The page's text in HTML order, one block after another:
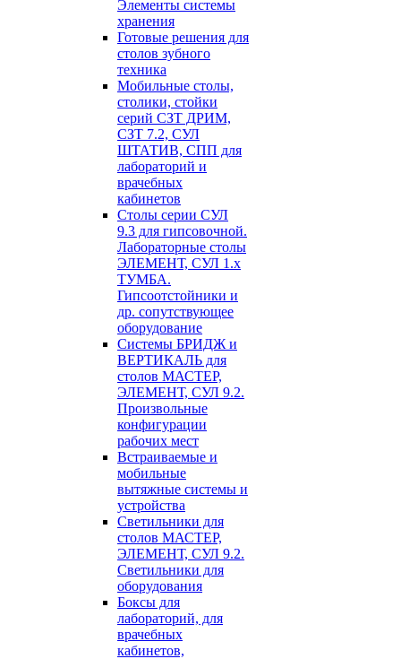
Элементы системы
хранения
Готовые решения для
столов зубного
техника
Мобильные столы,
столики, стойки
серий СЗТ ДРИМ,
СЗТ 7.2, СУЛ
ШТАТИВ, СПП для
лабораторий и
врачебных
кабинетов
Столы серии СУЛ
9.3 для гипсовочной.
Лабораторные столы
ЭЛЕМЕНТ, СУЛ 1.х
ТУМБА.
Гипсоотстойники и
др. сопутствующее
оборудование
Системы БРИДЖ и
ВЕРТИКАЛЬ для
столов МАСТЕР,
ЭЛЕМЕНТ, СУЛ 9.2.
Произвольные
конфигурации
рабочих мест
Встраиваемые и
мобильные
вытяжные системы и
устройства
Светильники для
столов МАСТЕР,
ЭЛЕМЕНТ, СУЛ 9.2.
Светильники для
оборудования
Боксы для
лабораторий, для
врачебных
кабинетов,